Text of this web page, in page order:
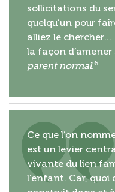
sollicitations du
quelqu’un pour
alliez le chercher…
la façon
parent normal.6
Ce que l’on
est un levier
vivante du lien
l’enfant. Car, quoi